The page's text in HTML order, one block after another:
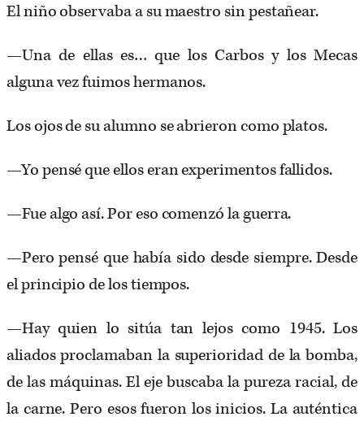
El niño observaba a su maestro sin pestañear.
—Una de ellas es… que los Carbos y los Mecas
alguna vez fuimos hermanos.
Los ojos de su alumno se abrieron como platos.
—Yo pensé que ellos eran experimentos fallidos.
—Fue algo así. Por eso comenzó la guerra.
—Pero pensé que había sido desde siempre. Desde
el principio de los tiempos.
—Hay quien lo sitúa tan lejos como 1945. Los
aliados proclamaban la superioridad de la bomba,
de las máquinas. El eje buscaba la pureza racial, de
la carne. Pero esos fueron los inicios. La auténtica